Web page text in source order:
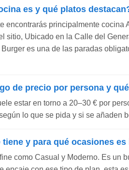
es y qué platos
encontrarás principalmente
sitio, Ubicado en la Calle del
es una de las paradas
de precio por persona y
estar en torno a 20–30 € por
lo que se pida y si se añaden
tiene y para qué ocasiones es
como Casual y Moderno. Es un